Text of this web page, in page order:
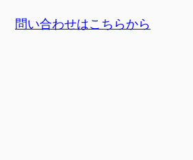
問い合わせはこちらから